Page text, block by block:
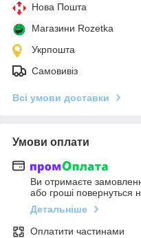
Нова Пошта
Магазини Rozetka
Укрпошта
Самовивіз
Всі умови доставки
Умови оплати
Ви отримаєте
або гроші повернуться
Детальніше
Оплатити частинами